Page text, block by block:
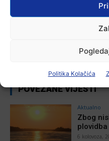
Politika Kolačića
Aktualno
Poziv
Plava
POVEZANE VIJESTI
Aktualno
Zbog
plovidba
6 kolovoza,